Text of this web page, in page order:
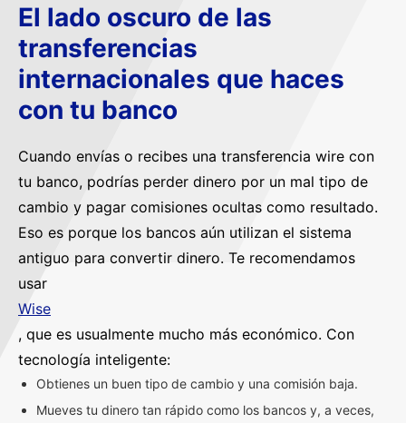
El lado oscuro de las
transferencias
internacionales que haces
con tu banco
Cuando envías o recibes una transferencia wire con
tu banco, podrías perder dinero por un mal tipo de
cambio y pagar comisiones ocultas como resultado.
Eso es porque los bancos aún utilizan el sistema
antiguo para convertir dinero. Te recomendamos
usar
Wise
, que es usualmente mucho más económico. Con
tecnología inteligente:
Obtienes un buen tipo de cambio y una comisión baja.
Mueves tu dinero tan rápido como los bancos y, a veces,